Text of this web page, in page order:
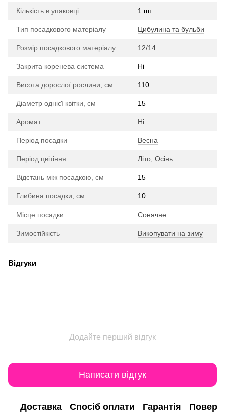
Кількість в упаковці 1 шт
Тип посадкового матеріалу Цибулина та бульби
Розмір посадкового матеріалу 12/14
Закрита коренева система Ні
Висота дорослої рослини, см 110
Діаметр однієї квітки, см 15
Аромат Ні
Період посадки Весна
Період цвітіння Літо, Осінь
Відстань між посадкою, см 15
Глибина посадки, см 10
Місце посадки Сонячне
Зимостійкість Викопувати на зиму
Відгуки
Додайте перший відгук
Написати відгук
Доставка Спосіб оплати Гарантія